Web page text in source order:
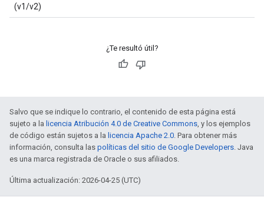
(v1/v2)
¿Te resultó útil?
Salvo que se indique lo contrario, el contenido de esta página está
sujeto a la licencia Atribución 4.0 de Creative Commons, y los ejemplos
de código están sujetos a la licencia Apache 2.0. Para obtener más
información, consulta las políticas del sitio de Google Developers. Java
es una marca registrada de Oracle o sus afiliados.
Última actualización: 2026-04-25 (UTC)